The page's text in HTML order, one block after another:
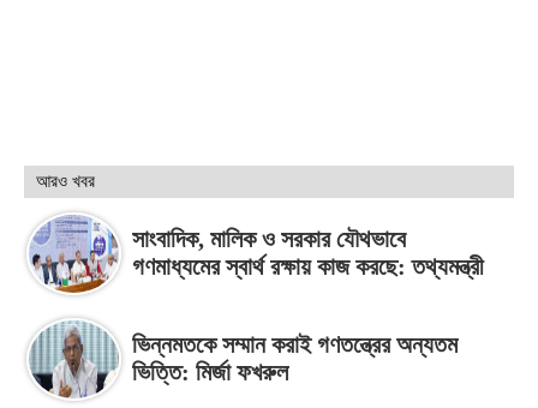
আরও খবর
সাংবাদিক, মালিক ও সরকার যৌথভাবে
গণমাধ্যমের স্বার্থ রক্ষায় কাজ করছে: তথ্যমন্ত্রী
ভিন্নমতকে সম্মান করাই গণতন্ত্রের অন্যতম
ভিত্তি: মির্জা ফখরুল